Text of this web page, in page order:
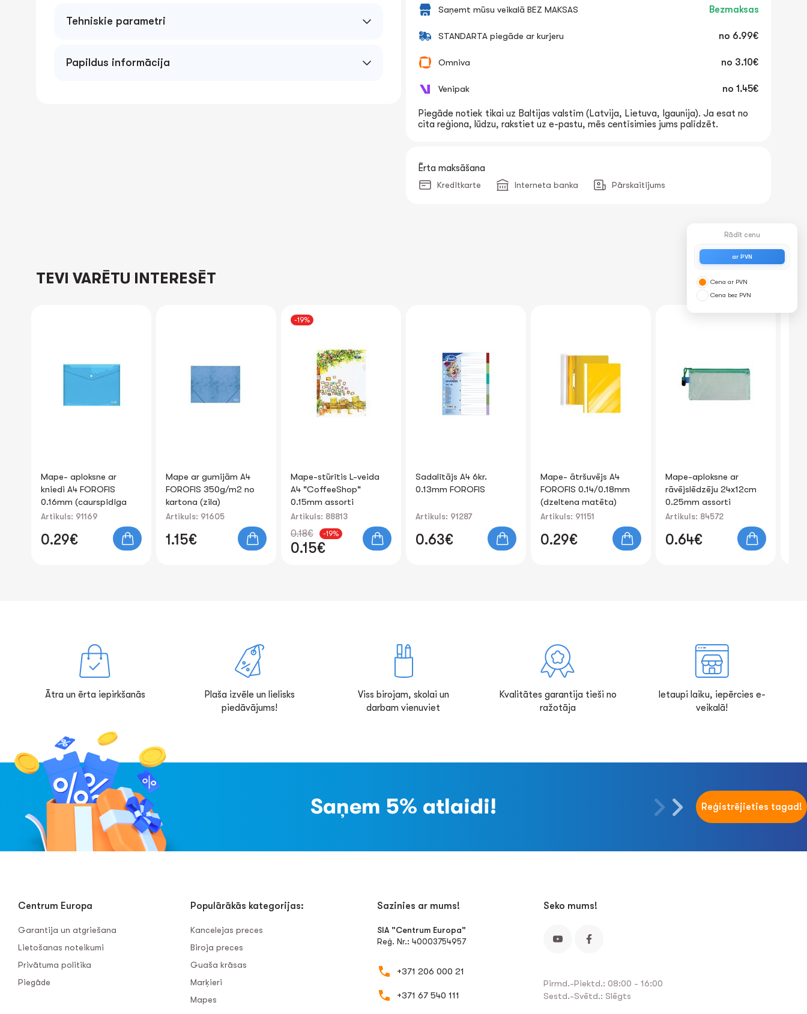
Tehniskie parametri
Papildus informācija
Saņemt mūsu veikalā BEZ MAKSAS Bezmaksas
STANDARTA piegāde ar kurjeru no 6.99€
Omniva no 3.10€
Venipak no 1.45€
Piegāde notiek tikai uz Baltijas valstīm (Latvija, Lietuva, Igaunija). Ja esat no
cita reģiona, lūdzu, rakstiet uz e-pastu, mēs centīsimies jums palīdzēt.
Ērta maksāšana
Kredītkarte Interneta banka Pārskaitījums
TEVI VARĒTU INTERESĒT
Mape ar gumijām A4
FOROFIS 350g/m2 no
kartona (zila)
Artikuls: 91605
1.15€
Mape-stūrītis L-veida
A4 "CoffeeShop"
0.15mm assorti
Artikuls: 88813
0.18€
0.15€
Sadalītājs A4 6kr.
0.13mm FOROFIS
Artikuls: 91287
0.63€
Mape- ātršuvējs A4
FOROFIS 0.14/0.18mm
Artikuls: 91151
0.29€
Mape-aploksne ar
rāvējslēdzēju 24x12cm
0.25mm assorti
Artikuls: 84572
0.64€
Dokumentu mape ar
piezīmju bloku Portfolio
A4 FOROFIS 26x34x3 cm
Artikuls: 91822
24.56€
Rādīt cenu
ar PVN
Cena ar PVN
Cena bez PVN
Ātra un ērta iepirkšanās
Plaša izvēle un lielisks
piedāvājums!
Viss birojam, skolai un
darbam vienuviet
Kvalitātes garantija tieši no
ražotāja
Ietaupi laiku, iepērcies e-
veikalā!
Saņem 5% atlaidi! Reģistrējieties tagad!
Centrum Europa
Garantija un atgriešana
Lietošanas noteikumi
Privātuma politika
Piegāde
Populārākās kategorijas:
Kancelejas preces
Biroja preces
Guaša krāsas
Marķieri
Mapes
Sazinies ar mums!
SIA "Centrum Europa"
Reģ. Nr.: 40003754957
+371 206 000 21
+371 67 540 111
Seko mums!
Pirmd.-Piektd.: 08:00 - 16:00
Sestd.-Svētd.: Slēgts